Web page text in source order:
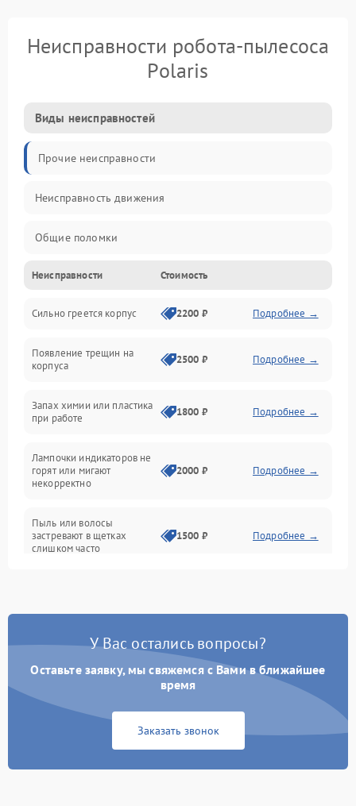
Неисправности робота-пылесоса
Polaris
Виды неисправностей
Прочие неисправности
Неисправность движения
Общие поломки
Неисправность датчиков
Неисправность программного обеспечения
Проблемы с сигналом
Батарея
Программные сбои
Неисправности Стоимость
Сильно греется корпус 2200 ₽ Подробнее →
Появление трещин на
корпуса
2500 ₽ Подробнее →
Запах химии или пластика
при работе
1800 ₽ Подробнее →
Лампочки индикаторов не
горят или мигают
некорректно
2000 ₽ Подробнее →
Пыль или волосы
застревают в щетках
слишком часто
1500 ₽ Подробнее →
У Вас остались вопросы?
Оставьте заявку, мы свяжемся с Вами в ближайшее
время
Заказать звонок